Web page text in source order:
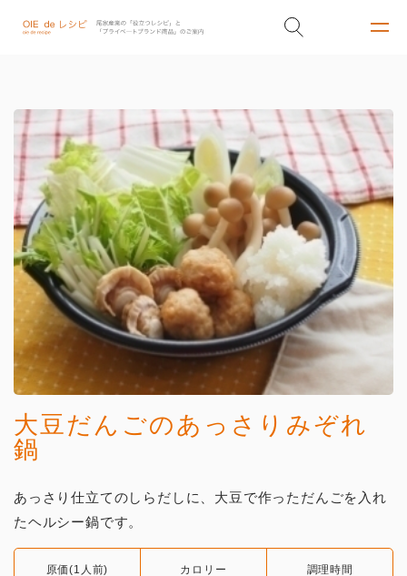
大豆だんごのあっさりみぞれ
鍋
あっさり仕立てのしらだしに、大豆で作っただんごを入れ
たヘルシー鍋です。
原価(1人前) カロリー 調理時間